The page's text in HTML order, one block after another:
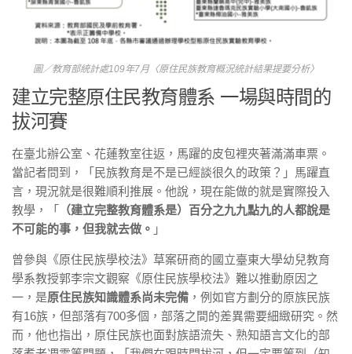
圖／教育部統計處109年7月〈原住民族教育概況統計結果提要分析〉
建立完整原住民教育體系 一場與時間的
拔河賽
在臺北辦公室、花蓮教室往返，馬躍的皮包裡夾著滿滿車票。
當記者問到，「民族教育是不是已經談很久的政策？」馬躍直
言，現況就是很難順利推展。他說，現在能做的就是實際投入
教學，「
（建立完整教育體系是）百分之九九點九的人都說是
不可能的事，但我就去做。 」
曾參與《原住民族學校法》草案研商的國立臺東大學幼兒教育
學系教授郭李宗文觀察《原住民族學校法》難以推動原因之
一，是原住民族知識體系尚未完備 ，例如官方劃分的原族民族
有16族，但部落有700多個，部落之間的差異需要細緻研究。然
而，他也指出，原住民族也面對族語流失、熟知語言文化的部